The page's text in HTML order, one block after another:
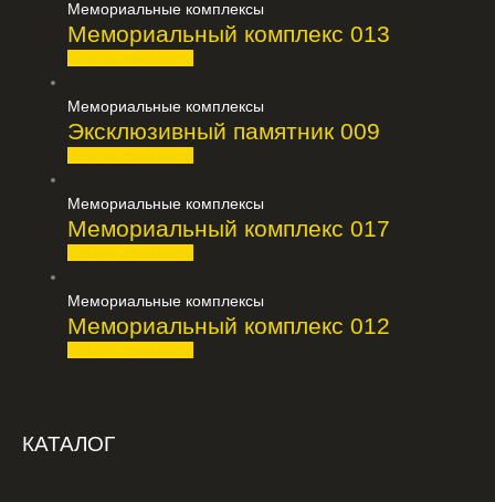
Мемориальные комплексы
Мемориальный комплекс 013
Мемориальные комплексы
Эксклюзивный памятник 009
Мемориальные комплексы
Мемориальный комплекс 017
Мемориальные комплексы
Мемориальный комплекс 012
КАТАЛОГ